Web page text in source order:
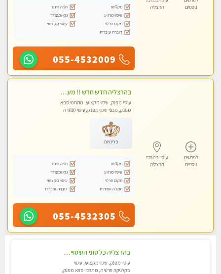
נוספים
הרצליה
מקלחת
חניה חינם
עיסוי מרגיע
נקי ומסודר
מקום פרטי
עיסוי מקצועי
דוברת עיברית
055-4532009
לפרטים
נוספים
עיסוי במרכז
הרצליה
בהרצליה חדש חדש !! מעסה מקצועית צעירה ואיכותית פרטי!!!
עיסוי מפנק, עיסוי מקצועי, מתחמי ספא
מפנק, מכוני עיסוי מפנק, עיסוי טנטרה
פרימיום
מקלחת
חניה חינם
עיסוי מרגיע
נקי ומסודר
מקום פרטי
עיסוי מקצועי
תמונה אמיתית
דוברת עיברית
055-4532305
בהרצליה כל סוגי העיסויים מעסה מקצועית ואיכותית פרטי!!!
עיסוי מפנק, עיסוי מקצועי, עיסוי
בקלניקה פרטית, מתחמי ספא מפנק,